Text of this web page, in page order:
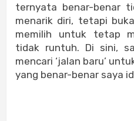
ternyata benar-benar
menarik diri, tetapi
memilih untuk tetap
tidak runtuh. Di sini,
mencari ‘jalan baru’
yang benar-benar saya